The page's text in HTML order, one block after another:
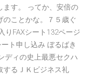
ます。 ってか、安倍の
のことかな。７５歳ぐ
りFAXシート132ページ
ト申し込み ぼるばき
ディの史上最悪セクハ
するＪＫビジネス礼